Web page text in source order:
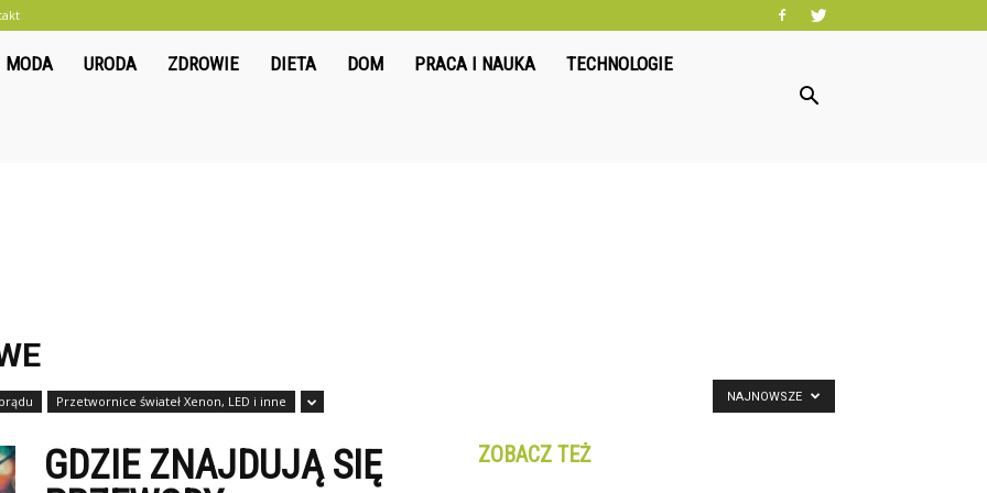
Oliwkowo.pl
MODA URODA ZDROWIE DIETA DOM PRACA I NAUKA TECHNOLOGIE
Przetwornice świateł Xenon, LED i inne NAJNOWSZE
GDZIE ZNAJDUJĄ SIĘ
ZOBACZ TEŻ